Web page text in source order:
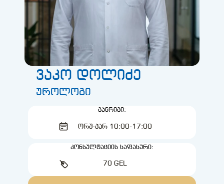
ვაკო დოლიძე
უროლოგი
ᲒᲐᲜᲠᲘᲒᲘ:
ᲝᲠᲨ-ᲞᲐᲠ 10:00-17:00
ᲙᲝᲜᲡᲣᲚᲢᲐᲪᲘᲘᲡ ᲡᲐᲤᲐᲡᲣᲠᲘ:
70 GEL